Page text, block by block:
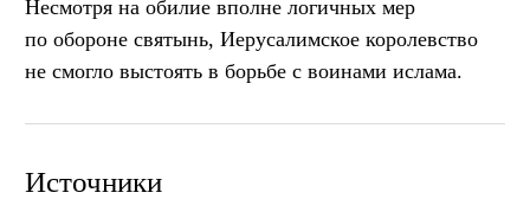
Несмотря на обилие вполне логичных мер
по обороне святынь, Иерусалимское королевство
не смогло выстоять в борьбе с воинами ислама.
Источники